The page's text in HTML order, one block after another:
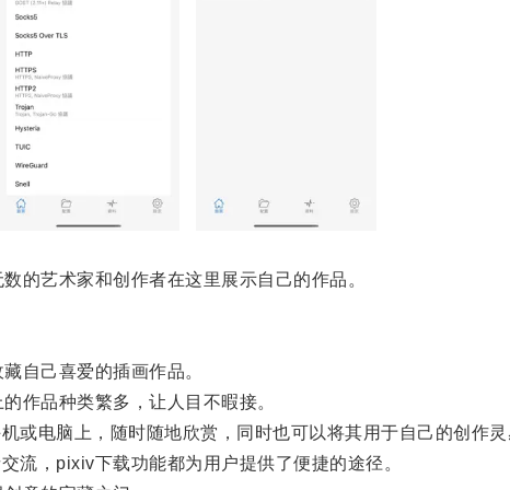
艺术家和创作者在这里展示自己的作品。
自己喜爱的插画作品。
品种类繁多，让人目不暇接。
电脑上，随时随地欣赏，同时也可以将其用于自己的创作
，pixiv下载功能都为用户提供了便捷的途径。